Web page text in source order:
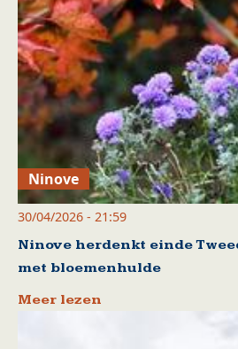
Ninove
30/04/2026 - 21:59
Ninove herdenkt einde
met bloemenhulde
Meer lezen